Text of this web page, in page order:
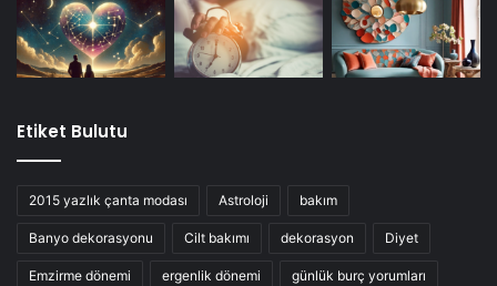
Etiket Bulutu
2015 yazlık çanta modası Astroloji bakım
Banyo dekorasyonu Cilt bakımı dekorasyon Diyet
Emzirme dönemi ergenlik dönemi günlük burç yorumları